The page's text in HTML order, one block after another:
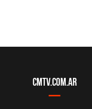
CMTV.com.ar